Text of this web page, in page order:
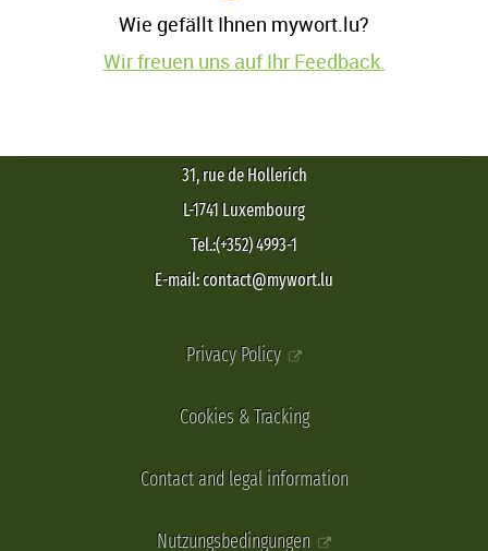
Wie gefällt Ihnen mywort.lu?
Wir freuen uns auf Ihr Feedback.
31, rue de Hollerich
L-1741 Luxembourg
Tel.:(+352) 4993-1
E-mail: contact@mywort.lu
Privacy Policy
Cookies & Tracking
Contact and legal information
Nutzungsbedingungen